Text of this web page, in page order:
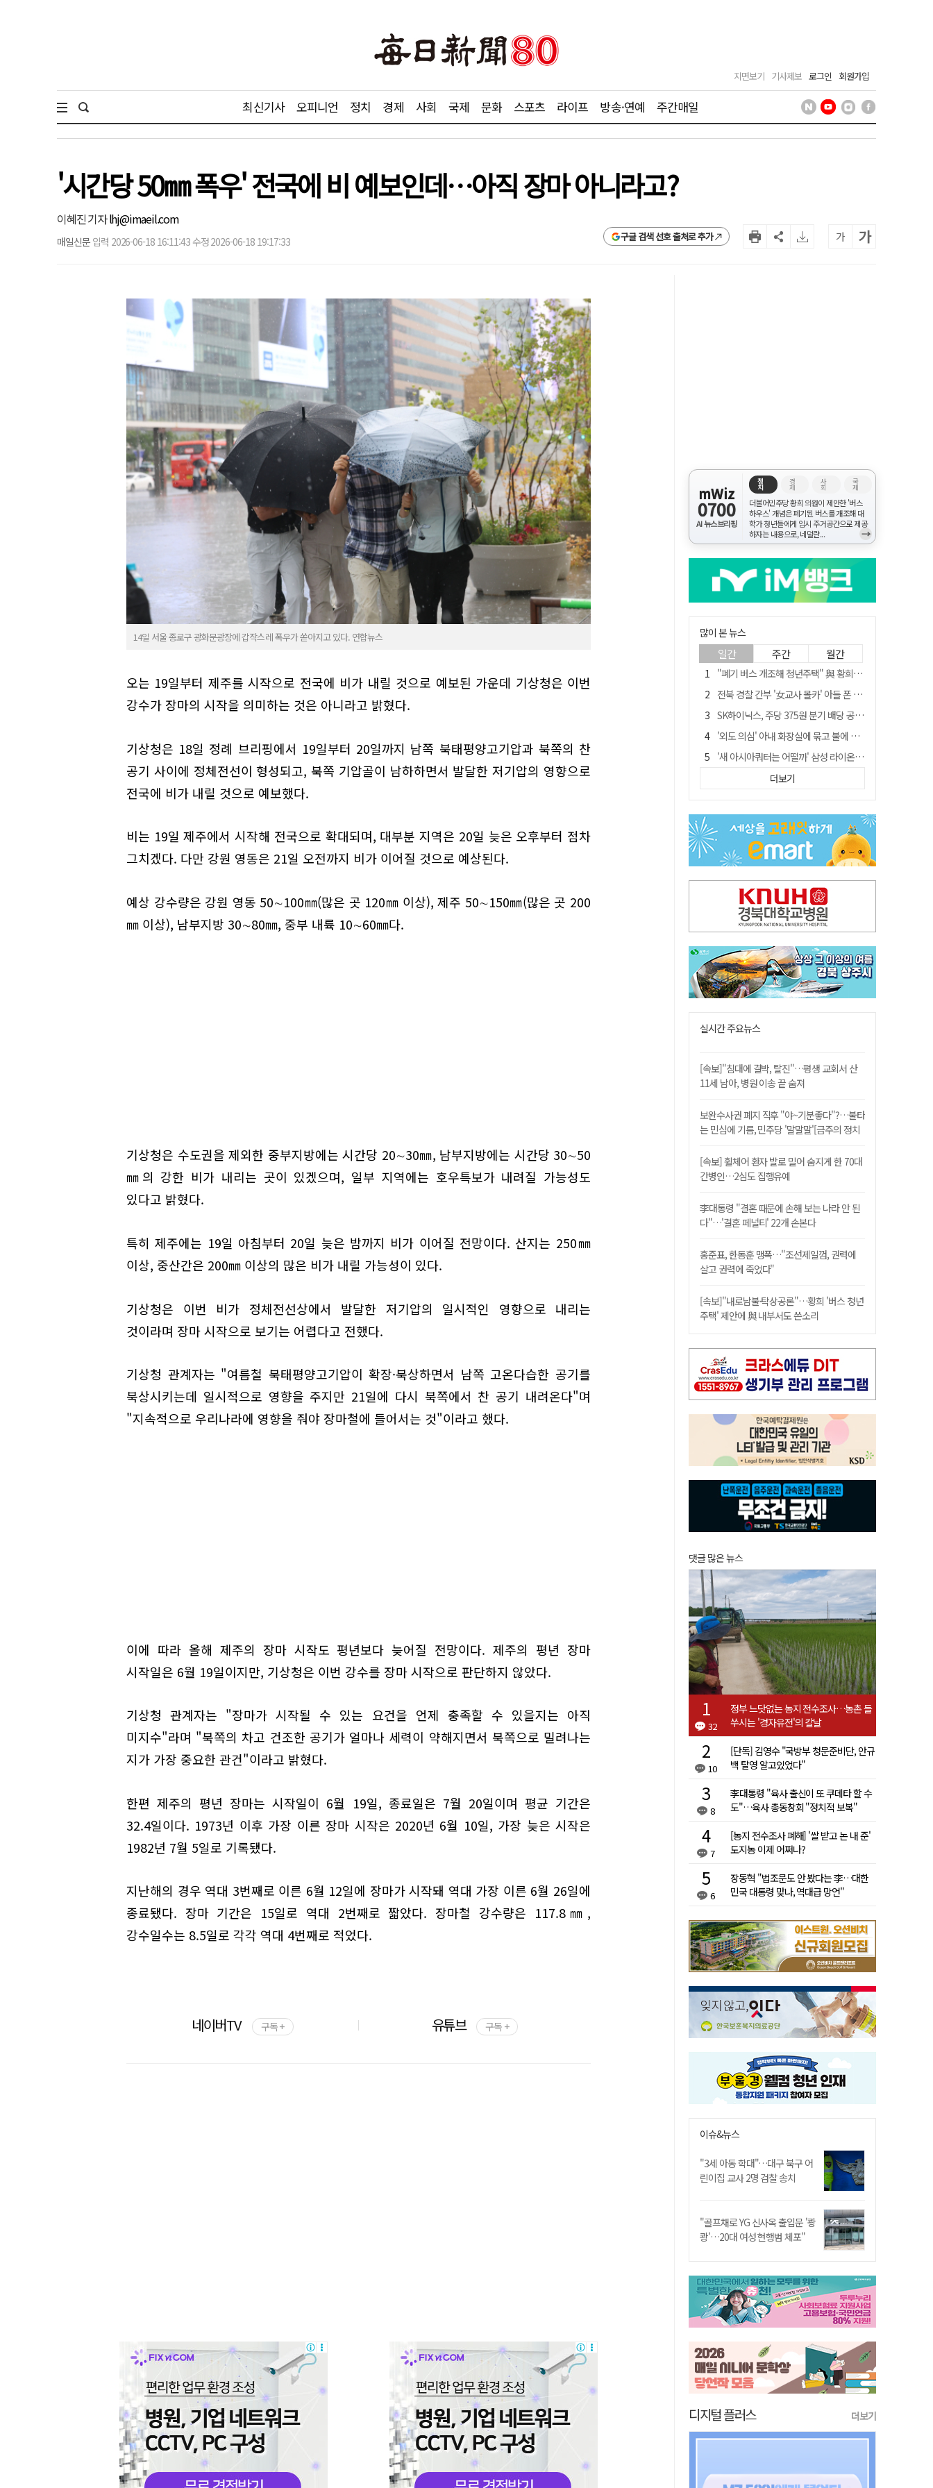
지면보기 기사제보 로그인 회원가입
최신기사 오피니언 정치 경제 사회 국제 문화 스포츠 라이프 방송·연예 주간매일
'시간당 50㎜ 폭우' 전국에 비 예보인데…아직 장마 아니라고?
이혜진 기자lhj@imaeil.com
매일신문 입력 2026-06-18 16:11:43 수정 2026-06-18 19:17:33 구글 검색 선호 출처로 추가 가 가
14일 서울 종로구 광화문광장에 갑작스레 폭우가 쏟아지고 있다. 연합뉴스
오는 19일부터 제주를 시작으로 전국에 비가 내릴 것으로 예보된 가운데 기상청은 이번
강수가 장마의 시작을 의미하는 것은 아니라고 밝혔다.
기상청은 18일 정례 브리핑에서 19일부터 20일까지 남쪽 북태평양고기압과 북쪽의 찬
공기 사이에 정체전선이 형성되고, 북쪽 기압골이 남하하면서 발달한 저기압의 영향으로
전국에 비가 내릴 것으로 예보했다.
비는 19일 제주에서 시작해 전국으로 확대되며, 대부분 지역은 20일 늦은 오후부터 점차
그치겠다. 다만 강원 영동은 21일 오전까지 비가 이어질 것으로 예상된다.
예상 강수량은 강원 영동 50∼100㎜(많은 곳 120㎜ 이상), 제주 50∼150㎜(많은 곳 200
㎜ 이상), 남부지방 30∼80㎜, 중부 내륙 10∼60㎜다.
기상청은 수도권을 제외한 중부지방에는 시간당 20∼30㎜, 남부지방에는 시간당 30∼50
㎜의 강한 비가 내리는 곳이 있겠으며, 일부 지역에는 호우특보가 내려질 가능성도
있다고 밝혔다.
특히 제주에는 19일 아침부터 20일 늦은 밤까지 비가 이어질 전망이다. 산지는 250㎜
이상, 중산간은 200㎜ 이상의 많은 비가 내릴 가능성이 있다.
기상청은 이번 비가 정체전선상에서 발달한 저기압의 일시적인 영향으로 내리는
것이라며 장마 시작으로 보기는 어렵다고 전했다.
기상청 관계자는 "여름철 북태평양고기압이 확장·북상하면서 남쪽 고온다습한 공기를
북상시키는데 일시적으로 영향을 주지만 21일에 다시 북쪽에서 찬 공기 내려온다"며
"지속적으로 우리나라에 영향을 줘야 장마철에 들어서는 것"이라고 했다.
이에 따라 올해 제주의 장마 시작도 평년보다 늦어질 전망이다. 제주의 평년 장마
시작일은 6월 19일이지만, 기상청은 이번 강수를 장마 시작으로 판단하지 않았다.
기상청 관계자는 "장마가 시작될 수 있는 요건을 언제 충족할 수 있을지는 아직
미지수"라며 "북쪽의 차고 건조한 공기가 얼마나 세력이 약해지면서 북쪽으로 밀려나는
지가 가장 중요한 관건"이라고 밝혔다.
한편 제주의 평년 장마는 시작일이 6월 19일, 종료일은 7월 20일이며 평균 기간은
32.4일이다. 1973년 이후 가장 이른 장마 시작은 2020년 6월 10일, 가장 늦은 시작은
1982년 7월 5일로 기록됐다.
지난해의 경우 역대 3번째로 이른 6월 12일에 장마가 시작돼 역대 가장 이른 6월 26일에
종료됐다. 장마 기간은 15일로 역대 2번째로 짧았다. 장마철 강수량은 117.8㎜,
강수일수는 8.5일로 각각 역대 4번째로 적었다.
네이버TV 구독 + 유튜브 구독 +
mWiz
0700
AI 뉴스브리핑
정
치
경
제
사
회
국
제
더불어민주당 황희 의원이 제안한 '버스
하우스' 개념은 폐기된 버스를 개조해 대
학가 청년들에게 임시 주거공간으로 제공
하자는 내용으로, 네덜란...
→
많이 본 뉴스
일간 주간 월간
"폐기 버스 개조해 청년주택" 與 황희…'딸 학비는 年 4200만원'
전북 경찰 간부 '女교사 몰카' 아들 폰 부수고…"처벌 못하는 사안" 내부망에 글
SK하이닉스, 주당 375원 분기 배당 공시…"3분기 중 주주환원 방안 확정"
'외도 의심' 아내 화장실에 묶고 불에 달군 공구로 고문…남편 검거
'새 아시아쿼터는 어떨까' 삼성 라이온즈, 새 얼굴 투수 미야모리 영입
박권현 청도군수, '햇빛 연금 사업' 공약 시동걸어
봉화서 주택 에어컨 실외기에서 시작된 불… 주택 화재로 번져
[시사뒷담] MOU의 함정, 협약식이 투자 확정은 아니긴 해
경찰, 9월 초부터 상피제 전격 실시…가족 사건 수사 못해
더보기
실시간 주요뉴스
[속보]"침대에 결박, 탈진"…평생 교회서 산
11세 남아, 병원 이송 끝 숨져
보완수사권 폐지 직후 "야~기분좋다"?…불타
는 민심에 기름, 민주당 '말말말'[금주의 정치
[속보] 휠체어 환자 발로 밀어 숨지게 한 70대
간병인…2심도 집행유예
李대통령 "결혼 때문에 손해 보는 나라 안 된
다"…'결혼 페널티' 22개 손본다
홍준표, 한동훈 맹폭…"조선제일껌, 권력에
살고 권력에 죽었다"
[속보]"내로남불·탁상공론"…황희 '버스 청년
주택' 제안에 與 내부서도 쓴소리
댓글 많은 뉴스
32
정부 느닷없는 농지 전수조사…농촌 들
쑤시는 '경자유전'의 칼날
10
[단독] 김영수 "국방부 청문준비단, 안규
백 탈영 알고있었다"
8
李대통령 "육사 출신이 또 쿠데타 할 수
도"…육사 총동창회 "정치적 보복"
7
[농지 전수조사 폐해] '쌀 받고 논 내 준'
도지농 이제 어쩌나?
6
장동혁 "법조문도 안 봤다는 李…대한
민국 대통령 맞나, 역대급 망언"
이슈&뉴스
"3세 아동 학대"…대구 북구 어
린이집 교사 2명 검찰 송치
"골프채로 YG 신사옥 출입문 '쾅
쾅'…20대 여성 현행범 체포"
디지털 플러스 더보기